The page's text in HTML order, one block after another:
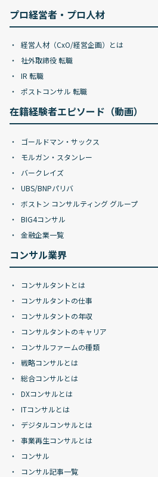
プロ経営者・プロ人材
経営人材（CxO/経営企画）とは
社外取締役 転職
IR 転職
ポストコンサル 転職
在籍経験者エピソード（動画）
ゴールドマン・サックス
モルガン・スタンレー
バークレイズ
UBS/BNPパリバ
ボストン コンサルティング グループ
BIG4コンサル
金融企業一覧
コンサル業界
コンサルタントとは
コンサルタントの仕事
コンサルタントの年収
コンサルタントのキャリア
コンサルファームの種類
戦略コンサルとは
総合コンサルとは
DXコンサルとは
ITコンサルとは
デジタルコンサルとは
事業再生コンサルとは
コンサル
コンサル記事一覧